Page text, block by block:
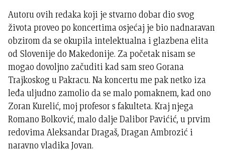
Autoru ovih redaka koji je stvarno dobar dio svog
života proveo po koncertima osjećaj je bio nadnaravan
obzirom da se okupila intelektualna i glazbena elita
od Slovenije do Makedonije. Za početak nisam se
mogao dovoljno začuditi kad sam sreo Gorana
Trajkoskog u Pakracu. Na koncertu me pak netko iza
leđa uljudno zamolio da se malo pomaknem, kad ono
Zoran Kurelić, moj profesor s fakulteta. Kraj njega
Romano Bolković, malo dalje Dalibor Pavićić, u prvim
redovima Aleksandar Dragaš, Dragan Ambrozić i
naravno vladika Jovan.